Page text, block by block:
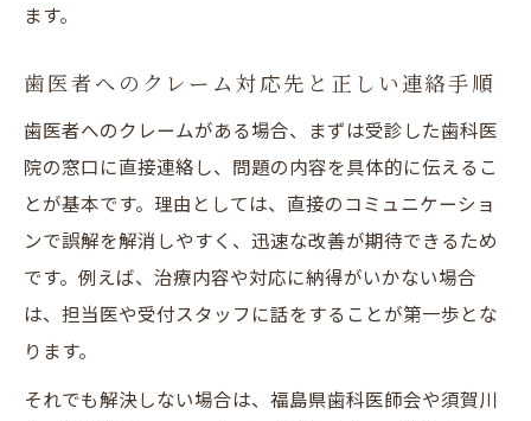
ます。
歯医者へのクレーム対応先と正しい連絡手順
歯医者へのクレームがある場合、まずは受診した歯科医
院の窓口に直接連絡し、問題の内容を具体的に伝えるこ
とが基本です。理由としては、直接のコミュニケーショ
ンで誤解を解消しやすく、迅速な改善が期待できるため
です。例えば、治療内容や対応に納得がいかない場合
は、担当医や受付スタッフに話をすることが第一歩とな
ります。
それでも解決しない場合は、福島県歯科医師会や須賀川